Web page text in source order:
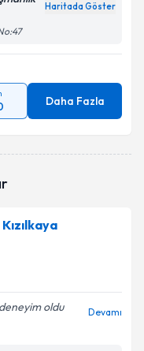
Haritada Göster
Daha Fazla
oldu
Devamı